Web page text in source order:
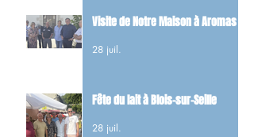
Visite de Notre Maison à Aromas
28 juil.
Fête du lait à Blois-sur-Seille
28 juil.